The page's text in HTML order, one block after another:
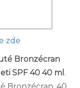
zde
Bronzécran
SPF 40 40 ml .